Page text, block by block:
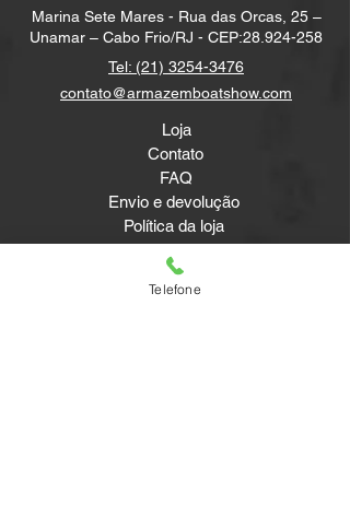
Marina Sete Mares - Rua das Orcas, 25 –
Unamar – Cabo Frio/RJ - CEP:28.924-258
Tel: (21) 3254-3476
contato@armazemboatshow.com
Loja
Contato
FAQ
Envio e devolução
Política da loja
Métodos de pagamento
Newsletter
Telefone